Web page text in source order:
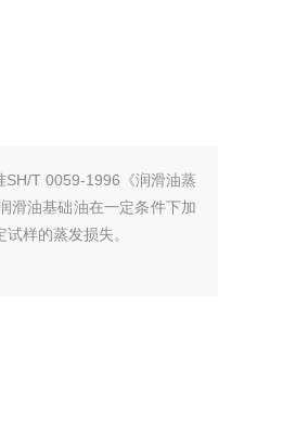
SH/T 0059-1996《润滑油蒸
滑油基础油在一定条件下加
样的蒸发损失。